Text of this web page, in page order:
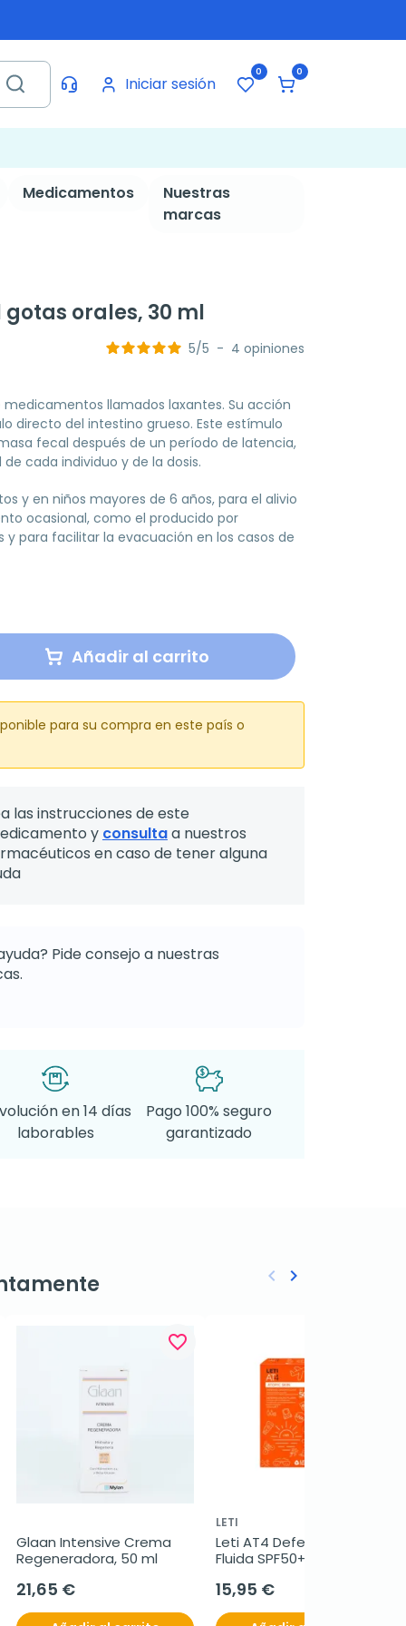
Iniciar sesión
0 0
Medicamentos
Nuestras
marcas
orales, 30 ml
5/5 - 4 opiniones
llamados laxantes. Su acción
directo del intestino grueso. Este estímulo
fecal después de un período de latencia,
cada individuo y de la dosis.
y en niños mayores de 6 años, para el alivio
ocasional, como el producido por
para facilitar la evacuación en los casos de
Añadir al carrito
para su compra en este país o
las instrucciones de este
y consultaa nuestros
en caso de tener alguna
Pide consejo a nuestras
en 14 días
laborables
Pago 100% seguro
garantizado
favorite_border
Glaan Intensive Crema
Regeneradora, 50 ml
21,65 €
LETI
Leti AT4 Defense Locion
Fluida SPF50+, 100 ml
15,95 €
Anterior
keyboard_arrow_left Siguiente
keyboard_arrow_right